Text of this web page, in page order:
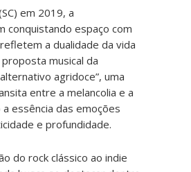
em 2019, a
conquistando espaço com
a dualidade da vida
musical da
agridoce”, uma
entre a melancolia e a
essência das emoções
e profundidade.
do rock clássico ao indie